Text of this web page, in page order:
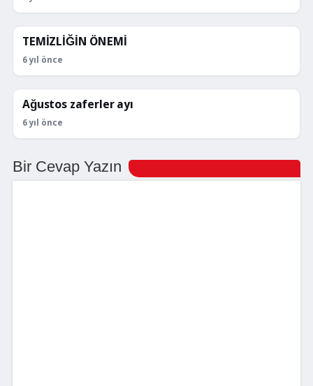
KÖŞE YAZILARI
TEMİZLİĞİN ÖNEMİ
6 yıl önce
KÖŞE YAZILARI
Ağustos zaferler ayı
6 yıl önce
Bir Cevap Yazın